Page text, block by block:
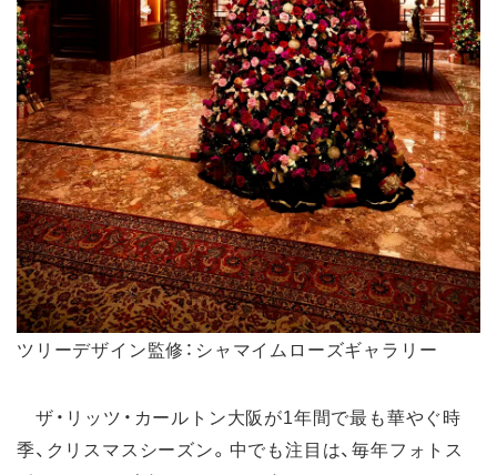
ツリーデザイン監修：シャマイムローズギャラリー
ザ・リッツ・カールトン大阪が1年間で最も華やぐ時
季、クリスマスシーズン。中でも注目は、毎年フォトス